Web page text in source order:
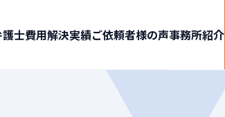
護士費用解決実績ご依頼者様の声事務所紹介